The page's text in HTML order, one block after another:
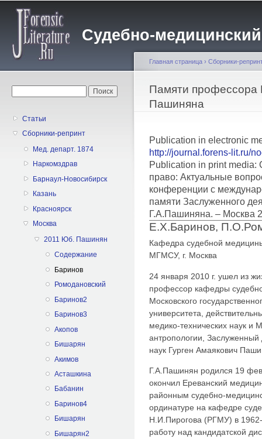
Судебно-
Статьи
Сборники-репринт
Мед. департ. 1874
Наркомздрав
Барнаул-Новосибирск
Казань
Красноярск
Москва
2011 Юб. Пашинян
Содержание
Баринов
Ромодановский
Баринов2
Баринов3
Акопов
Бишарян
Акимов
Асташкина
Бабанин
Баринов4
Бишарян
Бишарян2
Вы здесь
Главная страница › Сборники-
Памяти профессора
Пашиняна
Publication in electronic
http://journal.forens-lit.ru/
Publication in print media:
право: Актуальные
конференции с
памяти Заслуженного
Г.А.Пашиняна. – Москва
Е.Х.Баринов,
Кафедра судебной
МГМСУ, г. Москва
24 января 2010 г. ушел из
профессор кафедры
Московского
университета,
медико-технических наук и
антропологии,
наук Гурген Амаякович
Г.А.Пашинян родился 19
окончил Ереванский
районным судебно-
ординатуре на кафедре
Н.И.Пирогова (РГМУ) в 1962-
работу над кандидатской